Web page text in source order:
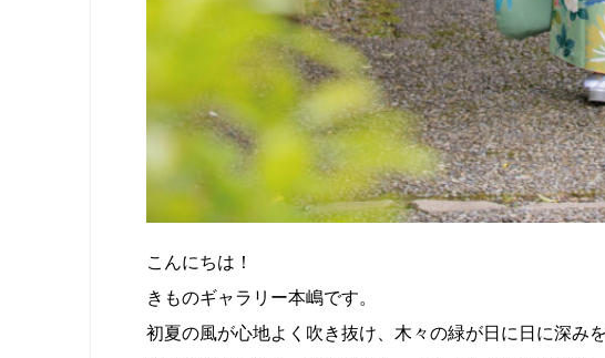
こんにちは！
きものギャラリー本嶋です。
初夏の風が心地よく吹き抜け、木々の緑が日に日に深み